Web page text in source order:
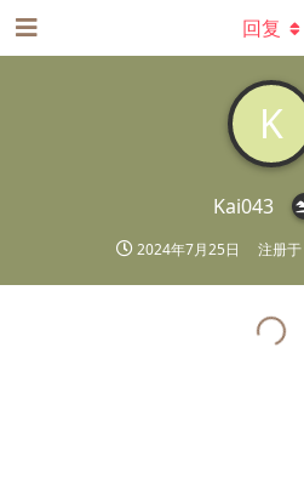
K
Kai043
2024年7月25日 注册于
回复